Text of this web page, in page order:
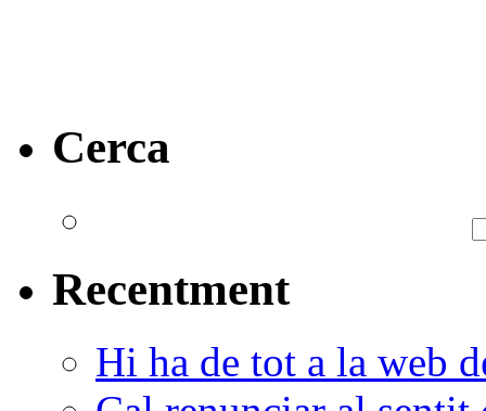
Cerca
Recentment
Hi ha de tot a la web